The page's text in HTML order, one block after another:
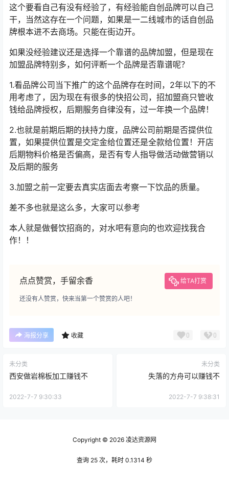
这个要看自己有没有经验了，有经验能自创品牌可以自己
干，当然这存在一个问题，如果是一二线城市的话自创品
牌根本进不去商场。只能在街边开。
如果没经验建议还是选择一个靠谱的品牌加盟，但是现在
加盟品牌特别多，如何评断一个品牌是否靠谱呢？
1.看品牌公司当下推广的这个品牌存在时间，2年以下的不
用考虑了，因为现在有很多的快招公司，招加盟商只管收
钱给品牌授权，后期服务自律没有，过一年换一个品牌！
2.也就是前期后期的扶持力度，品牌公司前期是否提供位
置，如果提供位置是交定金给位置还是全款给位置！开店
后期物料价格是否偏高，是否有专人指导做活动做营销以
及后期的服务
3.加盟之前一定要去真实店面去考察一下饮品的质量。
差不多也就是这么多，大家可以参考
本人就是做餐饮招商的，对水吧有意向的也欢迎找我合
作！！
点点赞赏，手留余香 给TA打赏
还没有人赞赏，快来当第一个赞赏的人吧！
海报分享 收藏 0 0
未分类
西安做岩棉板加工赚钱不
2022-7-7 9:30:33
未分类
失落的方舟可以赚钱不
2022-7-7 9:38:31
Copyright © 2026 凌达资源网
查询 25 次，耗时 0.1314 秒